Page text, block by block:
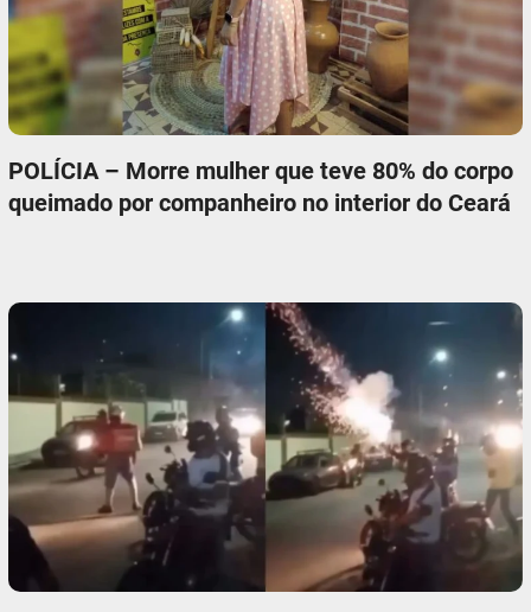
POLÍCIA – Morre mulher que teve 80% do corpo
queimado por companheiro no interior do Ceará